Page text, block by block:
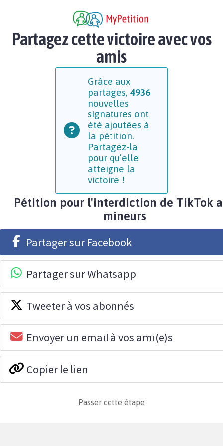
Partagez cette victoire avec vos
amis
Grâce aux
partages, 4936
nouvelles
signatures ont
été ajoutées à
la pétition.
Partagez-la
pour qu’elle
atteigne la
victoire !
Pétition pour l'interdiction de TikTok
mineurs
Partager sur Facebook
Partager sur Whatsapp
Tweeter à vos abonnés
Envoyer un email à vos ami(e)s
Copier le lien
Passer cette étape